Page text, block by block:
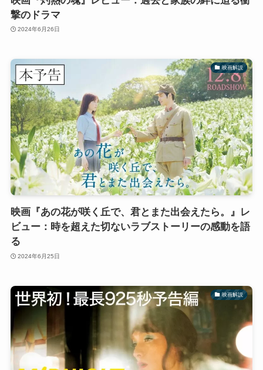
撃のドラマ
2024年6月26日
映画解説
映画『あの花が咲く丘で、君とまた出会えたら。』レ
ビュー：時を超えた切ないラブストーリーの感動を語
る
2024年6月25日
映画解説